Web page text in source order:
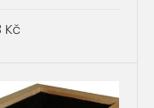
Kč